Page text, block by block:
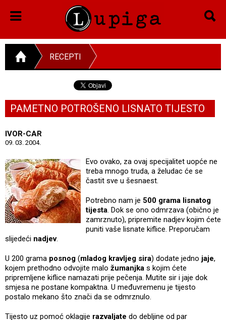
RECEPTI
PAMETNO POTROŠENO LISNATO TIJESTO
IVOR-CAR
09. 03. 2004.
Evo ovako, za ovaj specijalitet uopće ne
treba mnogo truda, a želudac će se
častit sve u šesnaest.
Potrebno nam je 500 grama lisnatog
tijesta. Dok se ono odmrzava (obično je
zamrznuto), pripremite nadjev kojim ćete
puniti vaše lisnate kiflice. Preporučam
slijedeći nadjev.
U 200 grama posnog (mladog kravljeg sira) dodate jedno jaje,
kojem prethodno odvojite malo žumanjka s kojim ćete
pripremljene kiflice namazati prije pečenja. Mutite sir i jaje dok
smjesa ne postane kompaktna. U međuvremenu je tijesto
postalo mekano što znači da se odmrznulo.
Tijesto uz pomoć oklagije razvaljate do debljine od par